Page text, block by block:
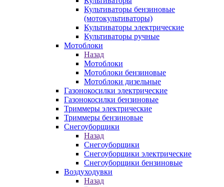
Культиваторы бензиновые
(мотокультиваторы)
Культиваторы электрические
Культиваторы ручные
Мотоблоки
Назад
Мотоблоки
Мотоблоки бензиновые
Мотоблоки дизельные
Газонокосилки электрические
Газонокосилки бензиновые
Триммеры электрические
Триммеры бензиновые
Снегоуборщики
Назад
Снегоуборщики
Снегоуборщики электрические
Снегоуборщики бензиновые
Воздуходувки
Назад